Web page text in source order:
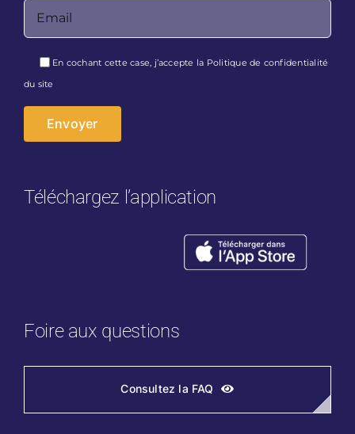
En cochant cette case, j’accepte la Politique de confidentialité
du site
Téléchargez l’application
Foire aux questions
Consultez la FAQ